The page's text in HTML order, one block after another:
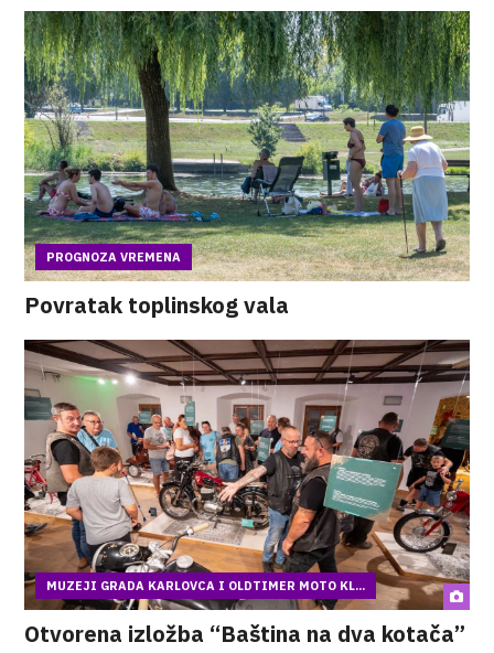
PROGNOZA VREMENA
Povratak toplinskog vala
MUZEJI GRADA KARLOVCA I OLDTIMER MOTO KL...
Otvorena izložba “Baština na dva kotača”